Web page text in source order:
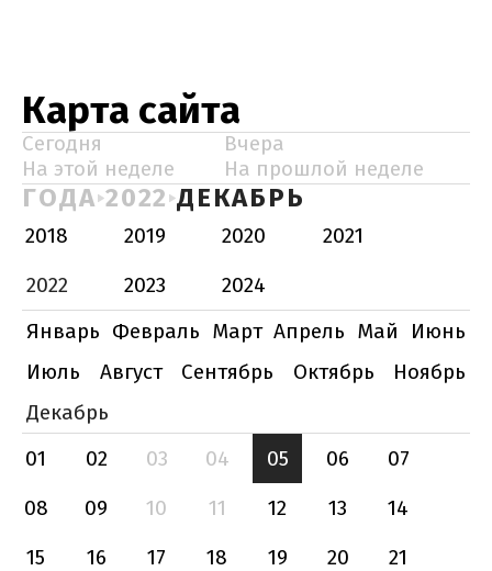
Карта сайта
Сегодня
Вчера
На этой неделе
На прошлой неделе
ГОДА 2022 ДЕКАБРЬ
2018 2019 2020
2021
2022
2023
2024
Январь Февраль Март Апрель Май
Июнь
Июль
Август Сентябрь Октябрь
Ноябрь
Декабрь
01
02 03 04 05 06
07
08
09 10 11 12 13
14
15
16 17 18 19 20
21